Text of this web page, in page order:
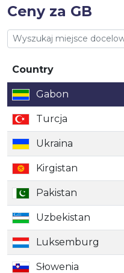
Ceny za GB
Country
Country
Gabon
Turcja
Ukraina
Kirgistan
Pakistan
Uzbekistan
Luksemburg
Słowenia